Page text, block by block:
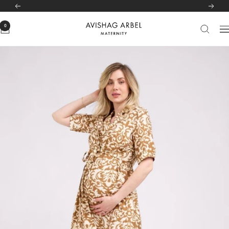
הקודם הבא
ניווט
Avishag
0